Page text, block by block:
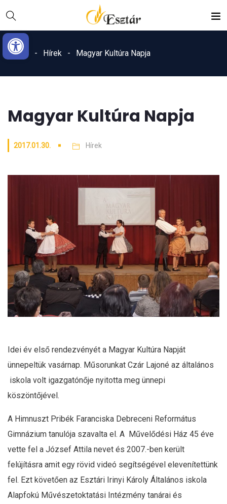
Eszköztár megnyitása
Content
navigációhoz
Home
Hírek Magyar Kultúra Napja
Magyar Kultúra Napja
2017.01.30. Hírek
Idei év első rendezvényét a Magyar Kultúra Napját
ünnepeltük vasárnap. Műsorunkat Czár Lajoné az általános
iskola volt igazgatónője nyitotta meg ünnepi
köszöntőjével.
A Himnuszt Pribék Faranciska Debreceni Református
Gimnázium tanulója szavalta el. A Művelődési Ház 45 éve
vette fel a József Attila nevet és 2007.-ben került
felújításra amit egy rövid videó segítségével elevenítettünk
fel. Ezt követően az Esztári Irinyi Károly Általános iskola
Alapfokú Művészetoktatási Intézmény tanárai és